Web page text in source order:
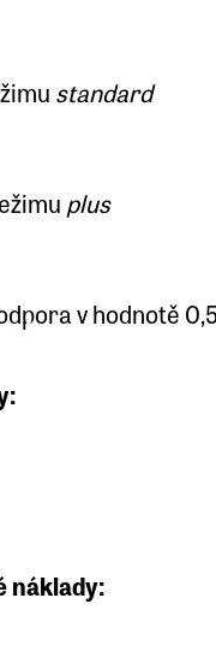
standard
plus
v hodnotě
náklady: